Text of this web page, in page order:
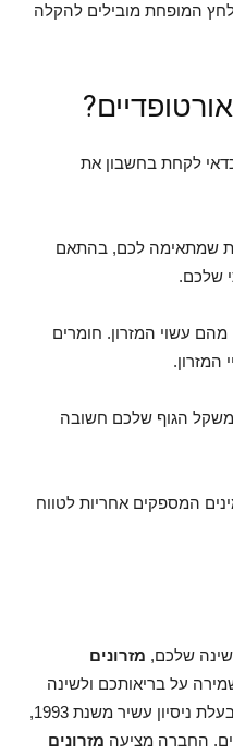
המופחת מובילים להקלה
לקחת בחשבון את
שמתאימה לכם, בהתאם
שלכם.
עשוי המזרון. חומרים
המזרון.
הגוף שלכם חשובה
המספקים אחריות לטווח
שלכם, מזרונים
על בריאותכם ולשינה
נטולת הפרעות. חברת "סליפ ספא", בעלת ניסיון עשיר משנת 1993,
החברה מציעה מזרונים